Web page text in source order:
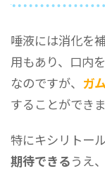
唾液には消化を
用もあり、口内
なのですが、 ガ
することができま
特にキシリトー
期待できるうえ